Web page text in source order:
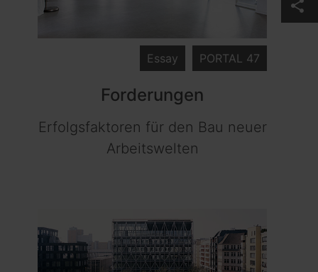
share
PORTAL 47
Essay
Forderungen
Erfolgsfaktoren für den Bau neuer
Arbeitswelten